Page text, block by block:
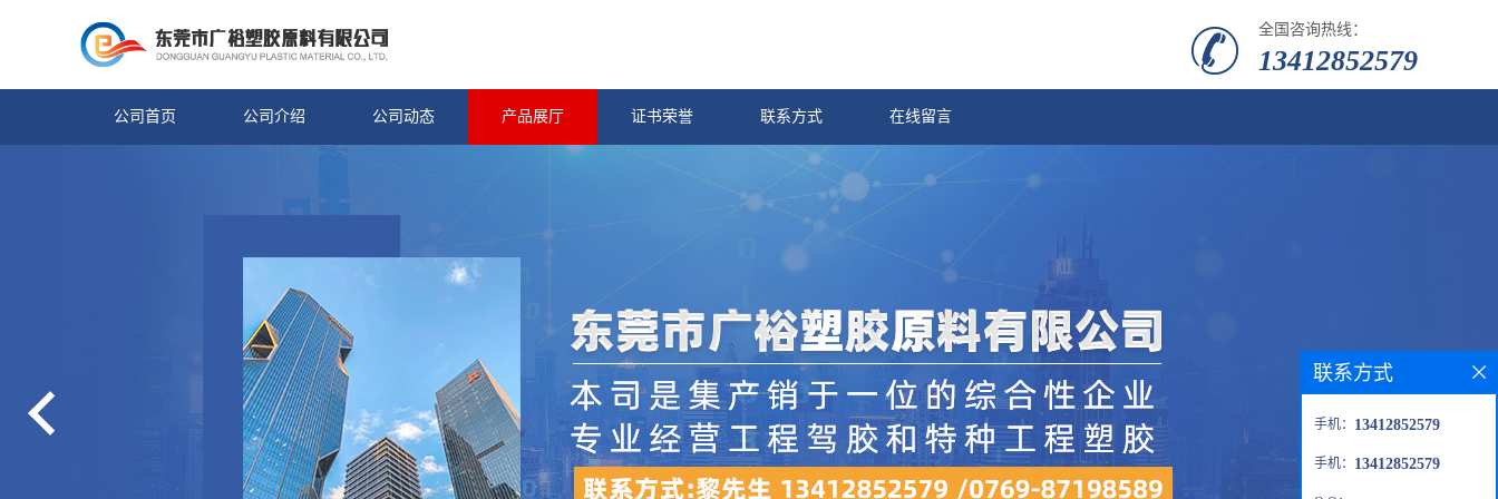
全国咨询热线：
13412852579
公司首页 公司介绍 公司动态 产品展厅 证书荣誉 联系方式 在线留言
联系方式
手机： 13412852579
手机： 13412852579